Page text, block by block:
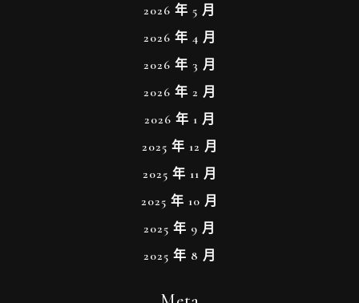
2026 年 5 月
2026 年 4 月
2026 年 3 月
2026 年 2 月
2026 年 1 月
2025 年 12 月
2025 年 11 月
2025 年 10 月
2025 年 9 月
2025 年 8 月